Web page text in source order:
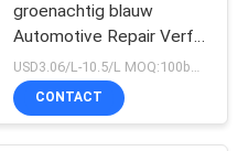
groenachtig blauw
Automotive Repair Verf
voor Auto Refinish
CONTACT